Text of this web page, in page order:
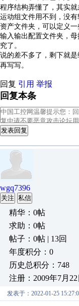
程序结构弄懂了，其实就
运动组文件用不到，没有
资产文件夹，可以定义
输入输出配置文件夹，
究了。
说的差不多了，剩下就
再写写。
回复 引用 举报
回复本条
发表回复
wgq7396
关注 私信
精华：0帖
求助：0帖
帖子：0帖 | 13回
年度积分：0
历史总积分：748
注册：2009年7月22
发表于：2022-01-25